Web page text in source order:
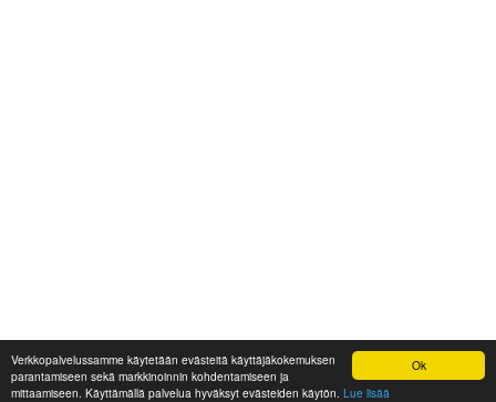
Ok
Verkkopalvelussamme käytetään evästeitä käyttäjäkokemuksen
parantamiseen sekä markkinoinnin kohdentamiseen ja
mittaamiseen. Käyttämällä palvelua hyväksyt evästeiden käytön. Lue lisää